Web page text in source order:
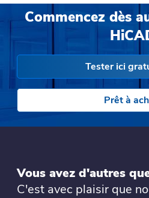
Commencez dès
Tester ici
Prêt à
Vous avez d'autres
C'est avec plaisir que